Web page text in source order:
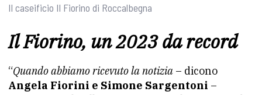
Il caseificio Il Fiorino di Roccalbegna
Il Fiorino, un 2023 da record
“Quando abbiamo ricevuto la notizia – dicono
Angela Fiorini e Simone Sargentoni –